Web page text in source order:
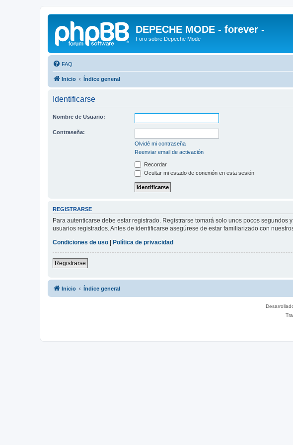
DEPECHE MODE - forever -
Foro sobre Depeche Mode
FAQ
Inicio Índice general
Identificarse
Nombre de Usuario:
Contraseña:
Olvidé mi contraseña
Reenviar email de activación
Recordar
Ocultar mi estado de conexión en esta sesión
REGISTRARSE
Para autenticarse debe estar registrado. Registrarse tomará solo unos pocos
usuarios registrados. Antes de identificarse asegúrese de estar familiarizado con
Condiciones de uso
Política de privacidad
Registrarse
Inicio Índice general